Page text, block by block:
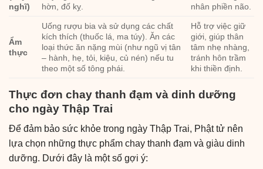
nghĩ)
hờn, đố kỵ.
nhân phiền não.
Ẩm
thực
Uống rượu bia và sử dụng các chất
kích thích (thuốc lá, ma túy). Ăn các
loại thức ăn nặng mùi (như ngũ vị tân
– hành, hẹ, tỏi, kiệu, củ nén) nếu tu
theo một số tông phái.
Hỗ trợ việc giữ
giới, giúp thân
tâm nhẹ nhàng,
tránh hôn trầm
khi thiền định.
Thực đơn chay thanh đạm và dinh dưỡng
cho ngày Thập Trai
Để đảm bảo sức khỏe trong ngày Thập Trai, Phật tử nên
lựa chọn những thực phẩm chay thanh đạm và giàu dinh
dưỡng. Dưới đây là một số gợi ý: